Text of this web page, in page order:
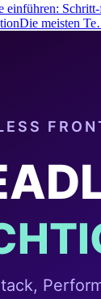
einführen:
meisten